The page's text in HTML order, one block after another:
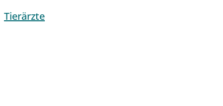
Tierärzte